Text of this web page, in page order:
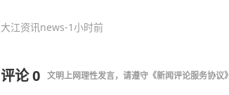
大江资讯news-1小时前
评论0 文明上网理性发言，请遵守 《新闻评论服务协议》